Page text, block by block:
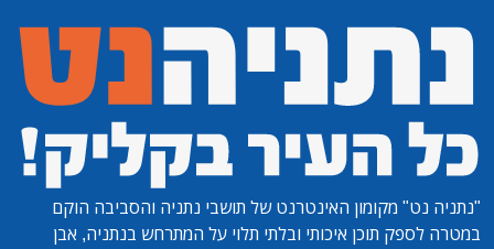
"נתניה נט" מקומון האינטרנט של תושבי נתניה והסביבה הוקם
במטרה לספק תוכן איכותי ובלתי תלוי על המתרחש בנתניה, אבן